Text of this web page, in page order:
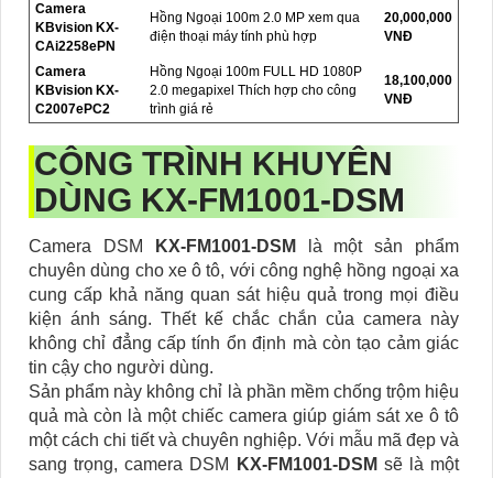
Camera
KBvision KX-
CAi2258ePN
Hồng Ngoại 100m 2.0 MP xem qua
điện thoại máy tính phù hợp
20,000,000
VNĐ
Camera
KBvision KX-
C2007ePC2
Hồng Ngoại 100m FULL HD 1080P
2.0 megapixel Thích hợp cho công
trình giá rẻ
18,100,000
VNĐ
CÔNG TRÌNH KHUYÊN
DÙNG KX-FM1001-DSM
Camera DSM KX-FM1001-DSM
là một sản phẩm
chuyên dùng cho xe ô tô, với công nghệ hồng ngoại xa
cung cấp khả năng quan sát hiệu quả trong mọi điều
kiện ánh sáng. Thết kế chắc chắn của camera này
không chỉ đẳng cấp tính ổn định mà còn tạo cảm giác
tin cậy cho người dùng.
Sản phẩm này không chỉ là phần mềm chống trộm hiệu
quả mà còn là một chiếc camera giúp giám sát xe ô tô
một cách chi tiết và chuyên nghiệp. Với mẫu mã đẹp và
sang trọng, camera DSM
KX-FM1001-DSM sẽ là một